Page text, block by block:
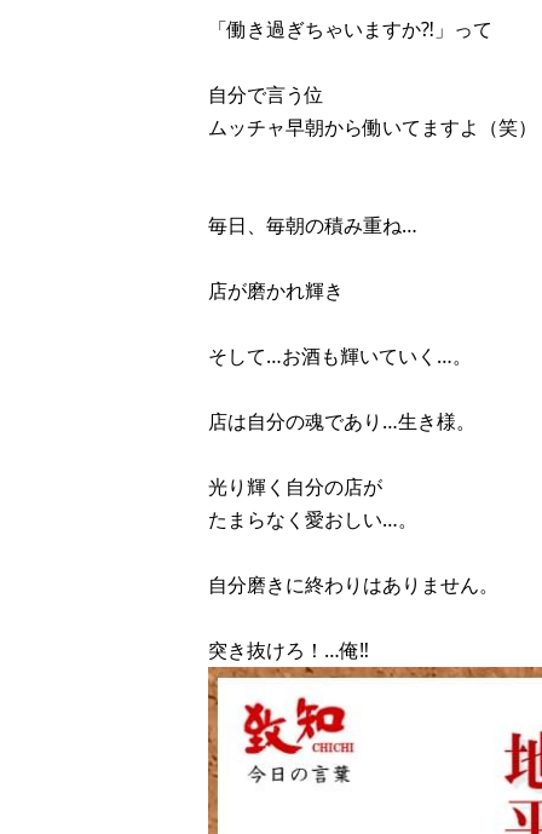
「働き過ぎちゃいますか⁈」って
自分で言う位
ムッチャ早朝から働いてますよ（笑）
毎日、毎朝の積み重ね…
店が磨かれ輝き
そして…お酒も輝いていく…。
店は自分の魂であり…生き様。
光り輝く自分の店が
たまらなく愛おしい…。
自分磨きに終わりはありません。
突き抜けろ！…俺‼︎